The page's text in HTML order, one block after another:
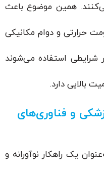
همین موضوع باعث
حرارتی و دوام مکانیکی
استفاده می‌شوند
بالایی دارد.
و فناوری‌های
یک راهکار نوآورانه و